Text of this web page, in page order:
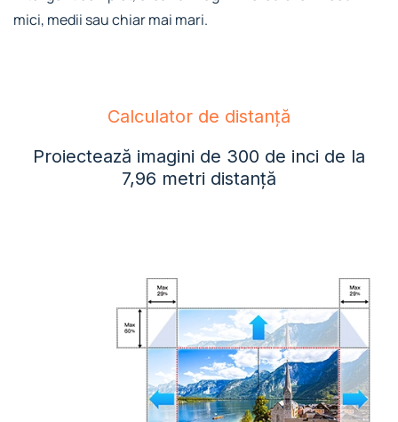
mici, medii sau chiar mai mari.
Calculator de distanță
Proiectează imagini de 300 de inci de la
7,96 metri distanță